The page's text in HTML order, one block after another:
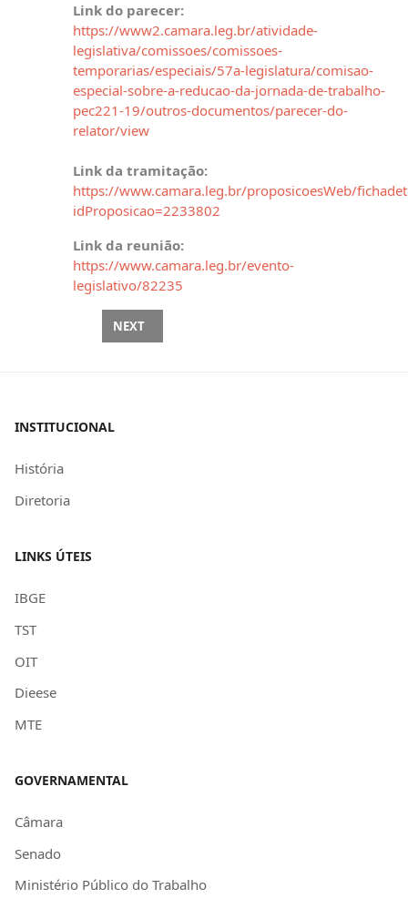
Link do parecer:
https://www2.camara.leg.br/atividade-
legislativa/comissoes/comissoes-
temporarias/especiais/57a-legislatura/comisao-
especial-sobre-a-reducao-da-jornada-de-trabalho-
pec221-19/outros-documentos/parecer-do-
relator/view
Link da tramitação:
https://www.camara.leg.br/proposicoesWeb/
idProposicao=2233802
Link da reunião:
https://www.camara.leg.br/evento-
legislativo/82235
NEXT ARTICLE: PL 1838/2026 – REDUÇÃO DA
NEXT
INSTITUCIONAL
História
Diretoria
LINKS ÚTEIS
IBGE
TST
OIT
Dieese
MTE
GOVERNAMENTAL
Câmara
Senado
Ministério Público do Trabalho